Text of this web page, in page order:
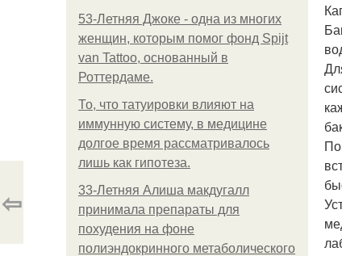
53-Летняя Джоке - одна из многих
женщин, которым помог фонд Spijt
van Tattoo, основанный в
Роттердаме.
То, что татуировки влияют на
иммунную систему, в медицине
долгое время рассматривалось
лишь как гипотеза.
33-Летняя Алиша макдугалл
принимала препараты для
похудения на фоне
полиэндокринного метаболического
⇦